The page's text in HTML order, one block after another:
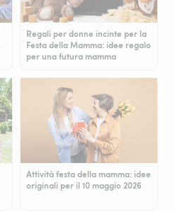
Regali per donne incinte per la
Festa della Mamma: idee regalo
per una futura mamma
Attività festa della mamma: idee
originali per il 10 maggio 2026